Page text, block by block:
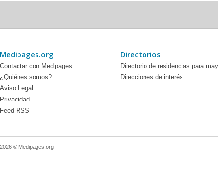
Medipages.org
Contactar con Medipages
¿Quiénes somos?
Aviso Legal
Privacidad
Feed RSS
Directorios
Directorio de residencias para
Direcciones de interés
2026 © Medipages.org